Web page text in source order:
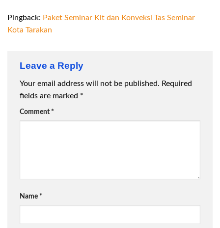
Pingback: Paket Seminar Kit dan Konveksi Tas Seminar
Kota Tarakan
Leave a Reply
Your email address will not be published. Required
fields are marked *
Comment *
Name *